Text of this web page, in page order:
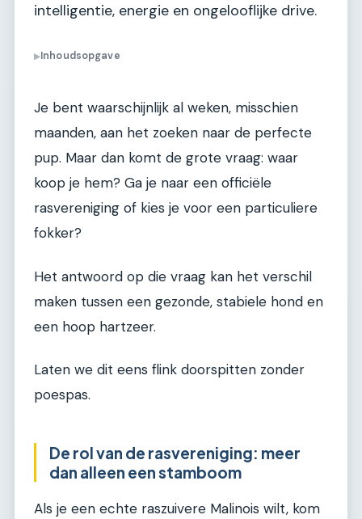
intelligentie, energie en ongelooflijke drive.
▶Inhoudsopgave
Je bent waarschijnlijk al weken, misschien
maanden, aan het zoeken naar de perfecte
pup. Maar dan komt de grote vraag: waar
koop je hem? Ga je naar een officiële
rasvereniging of kies je voor een particuliere
fokker?
Het antwoord op die vraag kan het verschil
maken tussen een gezonde, stabiele hond en
een hoop hartzeer.
Laten we dit eens flink doorspitten zonder
poespas.
De rol van de rasvereniging: meer
dan alleen een stamboom
Als je een echte raszuivere Malinois wilt, kom